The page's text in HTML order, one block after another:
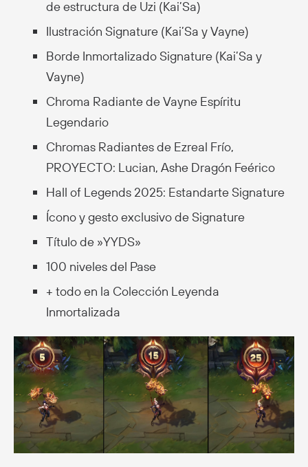
de estructura de Uzi (Kai’Sa)
Ilustración Signature (Kai’Sa y Vayne)
Borde Inmortalizado Signature (Kai’Sa y
Vayne)
Chroma Radiante de Vayne Espíritu
Legendario
Chromas Radiantes de Ezreal Frío,
PROYECTO: Lucian, Ashe Dragón Feérico
Hall of Legends 2025: Estandarte Signature
Ícono y gesto exclusivo de Signature
Título de »YYDS»
100 niveles del Pase
+ todo en la Colección Leyenda
Inmortalizada